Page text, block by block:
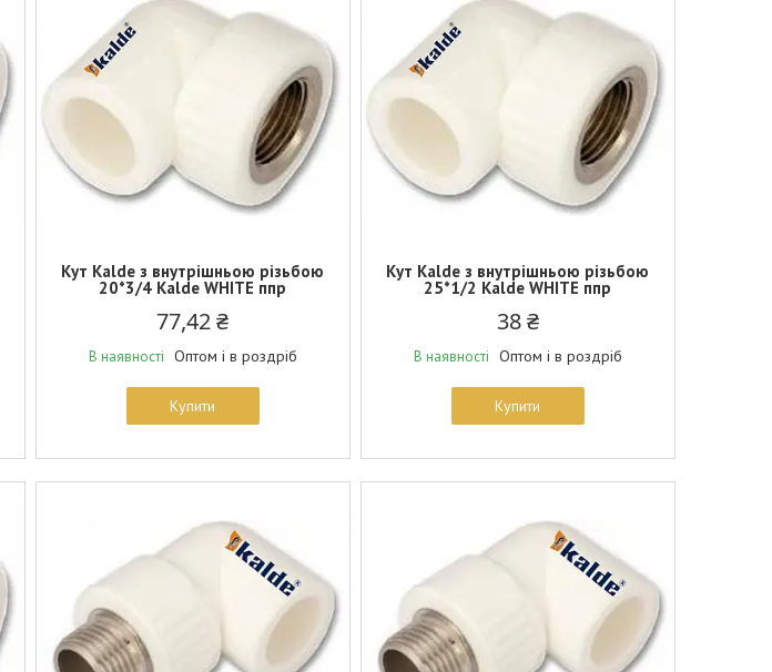
Кут Kalde з внутрішньою різьбою
20*3/4 Kalde WHITE ппр
77,42 ₴
В наявності Оптом і в роздріб
Купити
Кут Kalde з внутрішньою різьбою
25*1/2 Kalde WHITE ппр
38 ₴
В наявності Оптом і в роздріб
Купити